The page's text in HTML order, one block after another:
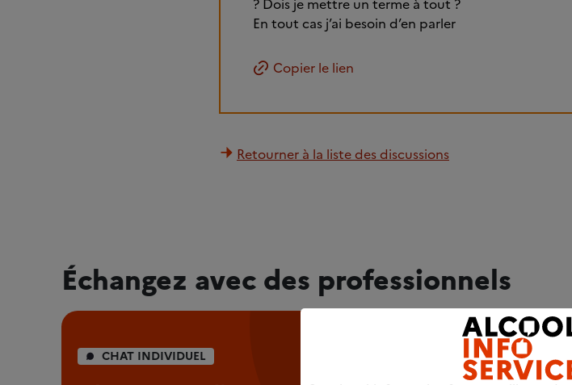
? Dois je mettre un terme à tout ?
En tout cas j’ai besoin d’en parler
Copier le lien
Retourner à la liste des discussions
Échangez avec des professionnels
CHAT INDIVIDUEL